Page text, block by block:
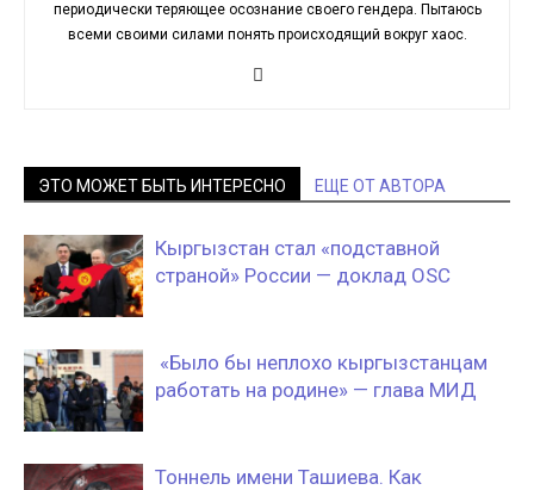
периодически теряющее осознание своего гендера. Пытаюсь
всеми своими силами понять происходящий вокруг хаос.
ЭТО МОЖЕТ БЫТЬ ИНТЕРЕСНО ЕЩЕ ОТ АВТОРА
Кыргызстан стал «подставной
страной» России — доклад OSC
«Было бы неплохо кыргызстанцам
работать на родине» — глава МИД
Тоннель имени Ташиева. Как